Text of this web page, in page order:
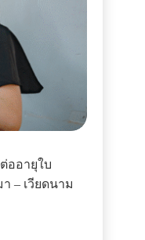
ออายุใบ
– เวียดนาม